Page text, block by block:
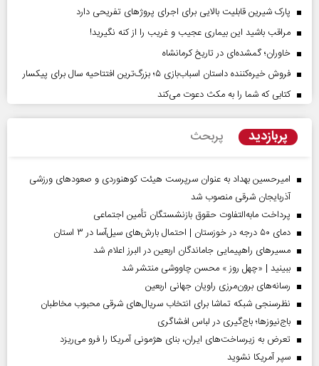
پارک شیرین قابلیت‌ بالایی برای اجرای پروژهای تفریحی دارد
مراقب باشید این بیماری عجیب و غریب را از کنه نگیرید!
خاوران؛ گمشده‌ای در تاریخ کرمانشاه
فروش خیره‌کننده داستان اسباب‌بازی ۵؛ بزرگ‌ترین افتتاحیه سال برای پیکسار
کتابی که شما را به مکث دعوت می‌کند
پربازدید پربحث
امیرحسین بهداد به عنوان سرپرست هیئت کوهنوردی و صعودهای ورزشی
آذربایجان شرقی منصوب شد
پرداخت مابه‌التفاوت حقوق بازنشستگان تأمین اجتماعی
دمای ۵۰ درجه در خوزستان | احتمال بارش‌های سیل‌آسا در ۳ استان
مسیر‌های راهپیمایی جاماندگان اربعین در البرز اعلام شد
ببینید | «چهل روز » محسن چاووشی منتشر شد
رسانه‌های برون‌مرزی راویان جهانی اربعین
نظرسنجی شبکه تماشا برای انتخاب سریال‌های شرقی محبوب مخاطبان
باج‌نیوزها؛ باج‌گیری در لباس افشاگری
تعرض به زیرساخت‌های ایران، بنای هژمونی آمریکا را فرو می‌ریزد
سپر آمریکا نشوید